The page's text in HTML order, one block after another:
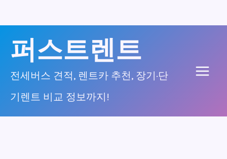
너
퍼스트렌트
전세버스 견적, 렌트카 추천, 장기·단
기렌트 비교 정보까지!